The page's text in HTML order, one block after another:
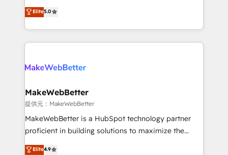
and service to drive sustainable growth With 6 key
HubSpot accreditations and experience across
bridge the gap where most agencies fall short by
combining GTM strategy with technical execution to
solve the right problem with the right solution. As the
only firm in the world to hold Elite Partner
clients gain a unique advantage in CRM architecture,
market execution. Why B2B Businesses Choose RP: -
Secure: Soc2 compliant 🛡️ - Pricing: Implementations
starting at $1,5k 💵 - Speed: Launch in 14 days ⚡ -
Global: 75+ RPers across five continents 🌐 - Scale:
HubSpot Partner 🪴 - Sales Hub: More
Elite5.0
MakeWebBetter
提供元：MakeWebBetter
MakeWebBetter is a HubSpot technology partner
proficient in building solutions to maximize the
operational efficiency of HubSpot. The fastest-
Elite4.9